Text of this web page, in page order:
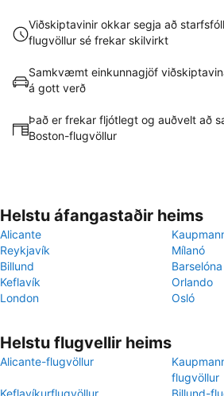
Viðskiptavinir okkar segja að
flugvöllur sé frekar skilvirkt
Samkvæmt einkunnagjöf
á gott verð
Það er frekar fljótlegt og auðvelt að
Boston-flugvöllur
Helstu áfangastaðir heims
Alicante
Reykjavík
Mílanó
Billund
Barselóna
Keflavík
Orlando
London
Osló
Helstu flugvellir heims
Alicante-flugvöllur
flugvöllur
Keflavíkurflugvöllur
Billund-